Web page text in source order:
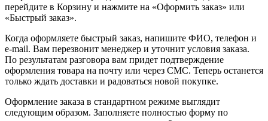
перейдите в Корзину и нажмите на «Оформить заказ» или
«Быстрый заказ».
Когда оформляете быстрый заказ, напишите ФИО, телефон и
e-mail. Вам перезвонит менеджер и уточнит условия заказа.
По результатам разговора вам придет подтверждение
оформления товара на почту или через СМС. Теперь останется
только ждать доставки и радоваться новой покупке.
Оформление заказа в стандартном режиме выглядит
следующим образом. Заполняете полностью форму по